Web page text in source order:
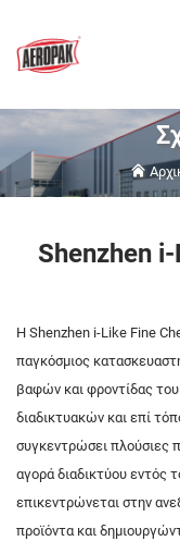
Shenzhen
Η Shenzhen i-Like Fine
παγκόσμιος
βαφών και φροντίδας
διαδικτυακών και επί
συγκεντρώσει πλούσιες
αγορά διαδικτύου εντός
επικεντρώνεται στην
προϊόντα και